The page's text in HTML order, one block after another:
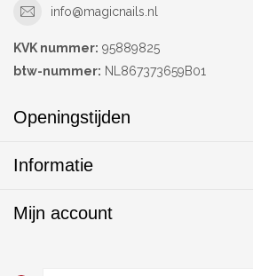
info@magicnails.nl
KVK nummer: 95889825
btw-nummer: NL867373659B01
Openingstijden
Informatie
Mijn account